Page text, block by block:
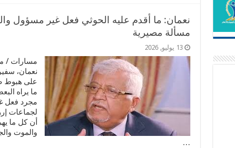
نعمان: ما أقدم عليه الحوثي فعل غير مسؤول
مسألة مصيرية
13 يوليو, 2026
مسارات /
نعمان،
على هبوط
ما يراه
مجرد فعل
لجماعات
أن كل ما
والموت
…